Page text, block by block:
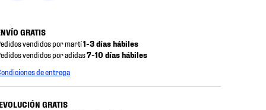
GRATIS
vendidos por martí1-3 días hábiles
vendidos por adidas7-10 días hábiles
de entrega
GRATIS